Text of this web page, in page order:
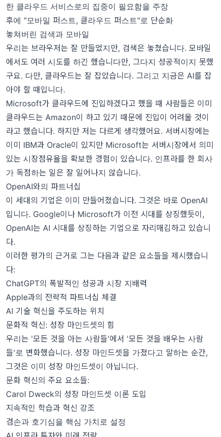
한 클라우드 서비스로의 집중이 필요함을 주장
후에 "모바일 퍼스트, 클라우드 퍼스트"로 단순화
놓쳐버린 검색과 모바일
우리는 브라우저는 잘 만들었지만, 검색은 놓쳤습니다. 모바일
에서도 여러 시도를 하긴 했습니다만, 그다지 성공적이지 못했
구요. 다만, 클라우드는 잘 잡았습니다. 그리고 지금은 AI를 잡
아야 할 때입니다.
Microsoft가 클라우드에 진입하겠다고 했을 때 사람들은 이미
클라우드는 Amazon이 하고 있기 때문에 진입이 어려울 것이
라고 했습니다. 하지만 저는 다르게 생각했어요. 서버시장에는
이미 IBM과 Oracle이 있지만 Microsoft는 서버시장에서 의미
있는 시장점유율을 확보한 경험이 있습니다. 인프라를 한 회사
가 독점하는 일은 잘 일어나지 않습니다.
OpenAI와의 파트너십
이 세대의 기업은 이미 만들어졌습니다. 그것은 바로 OpenAI
입니다. Google이나 Microsoft가 이전 시대를 상징했듯이,
OpenAI는 AI 시대를 상징하는 기업으로 자리매김하고 있습니
다.
이러한 평가의 근거로 그는 다음과 같은 요소들을 제시했습니
다:
ChatGPT의 폭발적인 성공과 시장 지배력
Apple과의 전략적 파트너십 체결
AI 기술 혁신을 주도하는 위치
문화적 혁신: 성장 마인드셋의 힘
우리는 '모든 것을 아는 사람들'에서 '모든 것을 배우는 사람
들'로 변화했습니다. 성장 마인드셋을 가졌다고 말하는 순간,
그것은 이미 성장 마인드셋이 아닙니다.
문화 혁신의 주요 요소들:
Carol Dweck의 성장 마인드셋 이론 도입
지속적인 학습과 혁신 강조
겸손과 호기심을 핵심 가치로 설정